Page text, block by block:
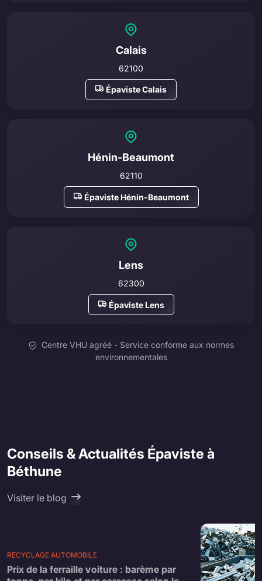
Calais
62100
Épaviste Calais
Hénin-Beaumont
62110
Épaviste Hénin-Beaumont
Lens
62300
Épaviste Lens
Centre VHU agréé - Service conforme aux normes
environnementales
Conseils & Actualités Épaviste à
Béthune
Visiter le blog
RECYCLAGE AUTOMOBILE
Prix de la ferraille voiture : barème par